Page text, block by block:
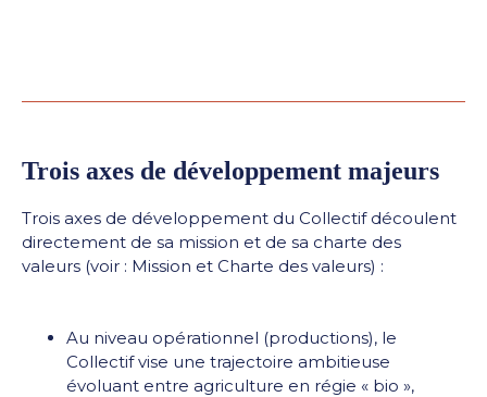
Trois axes de développement majeurs
Trois axes de développement du Collectif découlent
directement de sa mission et de sa charte des
valeurs (voir : Mission et Charte des valeurs) :
Au niveau opérationnel (productions), le
Collectif vise une trajectoire ambitieuse
évoluant entre agriculture en régie « bio »,